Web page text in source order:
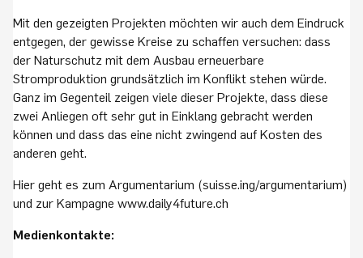
Mit den gezeigten Projekten möchten wir auch dem Eindruck
entgegen, der gewisse Kreise zu schaffen versuchen: dass
der Naturschutz mit dem Ausbau erneuerbare
Stromproduktion grundsätzlich im Konflikt stehen würde.
Ganz im Gegenteil zeigen viele dieser Projekte, dass diese
zwei Anliegen oft sehr gut in Einklang gebracht werden
können und dass das eine nicht zwingend auf Kosten des
anderen geht.
Hier geht es zum Argumentarium (suisse.ing/argumentarium)
und zur Kampagne www.daily4future.ch
Medienkontakte: